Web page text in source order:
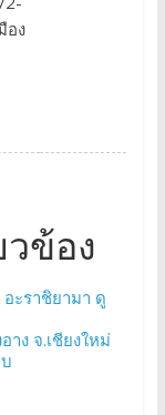
อง
ข้อง
อะราชิยามา ดู
ง จ.เชียงใหม่